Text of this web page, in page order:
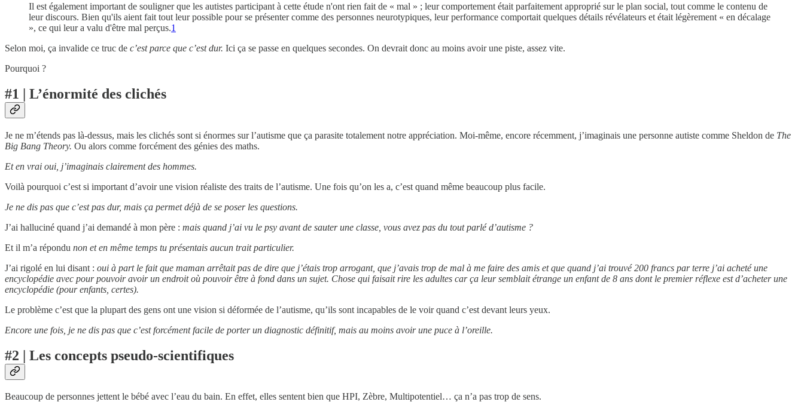
Il est également important de souligner que les autistes participant à cette étude n'ont rien fait de « mal » ; leur comportement était parfaitement approprié sur le plan social, tout comme le contenu de
leur discours. Bien qu'ils aient fait tout leur possible pour se présenter comme des personnes neurotypiques, leur performance comportait quelques détails révélateurs et était légèrement « en décalage
», ce qui leur a valu d'être mal perçus.1
Selon moi, ça invalide ce truc de c’est parce que c’est dur. Ici ça se passe en quelques secondes. On devrait donc au moins avoir une piste, assez vite.
Pourquoi ?
#1 | L’énormité des clichés
Je ne m’étends pas là-dessus, mais les clichés sont si énormes sur l’autisme que ça parasite totalement notre appréciation. Moi-même, encore récemment, j’imaginais une personne autiste comme Sheldon de The
Big Bang Theory. Ou alors comme forcément des génies des maths.
Et en vrai oui, j’imaginais clairement des hommes.
Voilà pourquoi c’est si important d’avoir une vision réaliste des traits de l’autisme. Une fois qu’on les a, c’est quand même beaucoup plus facile.
Je ne dis pas que c’est pas dur, mais ça permet déjà de se poser les questions.
J’ai halluciné quand j’ai demandé à mon père : mais quand j’ai vu le psy avant de sauter une classe, vous avez pas du tout parlé d’autisme ?
Et il m’a répondu non et en même temps tu présentais aucun trait particulier.
J’ai rigolé en lui disant : oui à part le fait que maman arrêtait pas de dire que j’étais trop arrogant, que j’avais trop de mal à me faire des amis et que quand j’ai trouvé 200 francs par terre j’ai acheté une
encyclopédie avec pour pouvoir avoir un endroit où pouvoir être à fond dans un sujet. Chose qui faisait rire les adultes car ça leur semblait étrange un enfant de 8 ans dont le premier réflexe est d’acheter une
encyclopédie (pour enfants, certes).
Le problème c’est que la plupart des gens ont une vision si déformée de l’autisme, qu’ils sont incapables de le voir quand c’est devant leurs yeux.
Encore une fois, je ne dis pas que c’est forcément facile de porter un diagnostic définitif, mais au moins avoir une puce à l’oreille.
#2 | Les concepts pseudo-scientifiques
Beaucoup de personnes jettent le bébé avec l’eau du bain. En effet, elles sentent bien que HPI, Zèbre, Multipotentiel… ça n’a pas trop de sens.